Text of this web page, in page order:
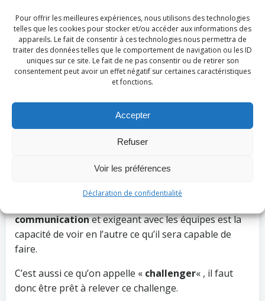
Pour offrir les meilleures expériences, nous utilisons des technologies
telles que les cookies pour stocker et/ou accéder aux informations des
appareils. Le fait de consentir à ces technologies nous permettra de
traiter des données telles que le comportement de navigation ou les ID
uniques sur ce site. Le fait de ne pas consentir ou de retirer son
consentement peut avoir un effet négatif sur certaines caractéristiques
et fonctions.
Accepter
Refuser
Voir les préférences
Déclaration de confidentialité
L’intérêt d’un intervenant extérieur est d’avoir un
nouveau regard sur la situation. Il est assez
fréquent d’arriver à des constats qui peuvent vous
bousculer dans vos habitudes, dans vos certitudes.
Nous ne sommes pas fan de la politique de
donner notre point de vue etnos préconisations
Une fois de plus, nous ne sommes pas là pour juger
L’art de la communication est de dire les choses de la
bonne manière et surtout avec le bon « regard ». De
communicationet exigeant avec les équipes est la
capacité de voir en l’autre ce qu’il sera capable de
faire.
C’est aussi ce qu’on appelle « challenger« , il faut
donc être prêt à relever ce challenge.